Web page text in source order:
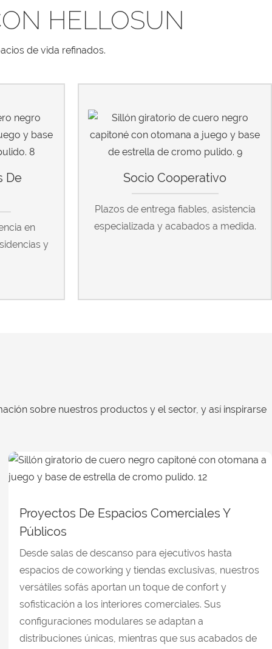
HELLOSUN
de vida refinados.
De
en
y
Socio Cooperativo
Plazos de entrega fiables, asistencia
especializada y acabados a medida.
sobre nuestros productos y el sector, y así inspirarse
Proyectos De Espacios Comerciales Y
Públicos
Desde salas de descanso para ejecutivos hasta
espacios de coworking y tiendas exclusivas, nuestros
versátiles sofás aportan un toque de confort y
sofisticación a los interiores comerciales. Sus
configuraciones modulares se adaptan a
distribuciones únicas, mientras que sus acabados de